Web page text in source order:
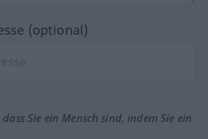
(optional)
Sie ein Mensch sind, indem Sie ein